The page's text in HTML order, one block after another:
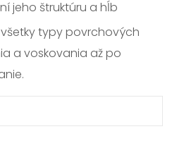
jeho štruktúru a hĺb
typy povrchových
a voskovania až po